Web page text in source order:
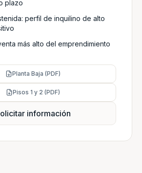
plazo
perfil de inquilino de alto
más alto del emprendimiento
Planta Baja (PDF)
Pisos 1 y 2 (PDF)
información